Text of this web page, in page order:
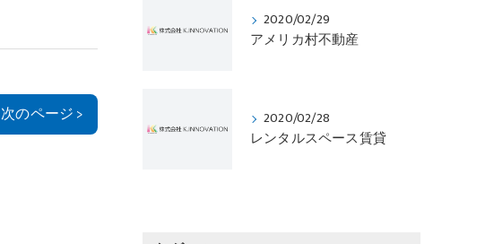
次のページ >
2020/02/29
アメリカ村不動産
2020/02/28
レンタルスペース賃貸